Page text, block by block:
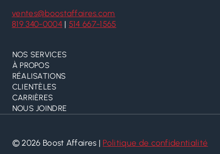
ventes@boostaffaires.com
819 340-0004| 514 667-1565
NOS SERVICES
À PROPOS
RÉALISATIONS
CLIENTÈLES
CARRIÈRES
NOUS JOINDRE
© 2026 Boost Affaires | Politique de confidentialité